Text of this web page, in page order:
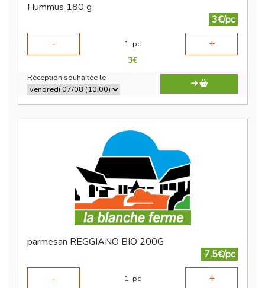
Hummus 180 g
3€/pc
-
1 pc +
3€
Réception souhaitée le
parmesan REGGIANO BIO 200G
7.5€/pc
-
1 pc +